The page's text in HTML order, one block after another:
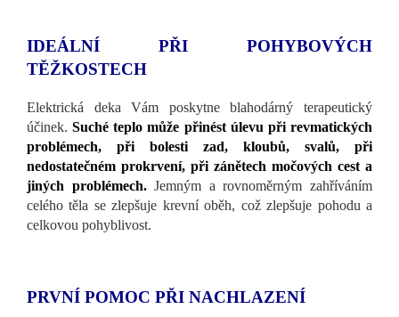
IDEÁLNÍ PŘI POHYBOVÝCH
TĚŽKOSTECH
Elektrická deka Vám poskytne blahodárný terapeutický
účinek. Suché teplo může přinést úlevu při revmatických
problémech, při bolesti zad, kloubů, svalů, při
nedostatečném prokrvení, při zánětech močových cest a
jiných problémech.Jemným a rovnoměrným zahříváním
celého těla se zlepšuje krevní oběh, což zlepšuje pohodu a
celkovou pohyblivost.
PRVNÍ POMOC PŘI NACHLAZENÍ